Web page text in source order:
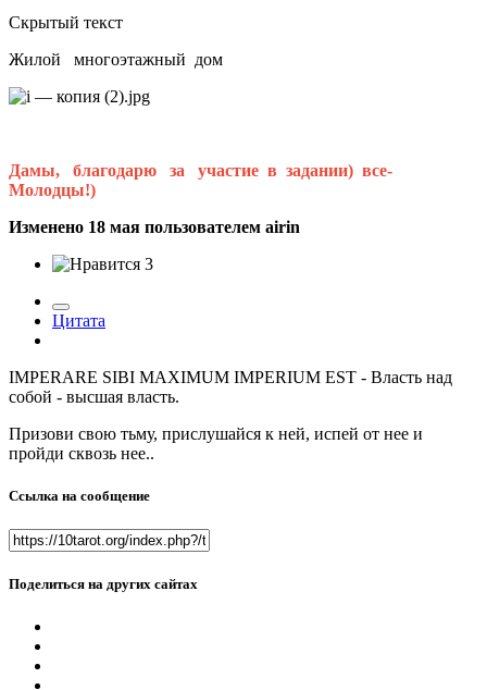
Скрытый текст
Жилой многоэтажный дом
Дамы, благодарю за участие в задании) все-
Молодцы!)
Изменено 18 мая пользователем airin
3
Цитата
IMPERARE SIBI MAXIMUM IMPERIUM EST - Власть над
собой - высшая власть.
Призови свою тьму, прислушайся к ней, испей от нее и
пройди сквозь нее..
Ссылка на сообщение
Поделиться на других сайтах